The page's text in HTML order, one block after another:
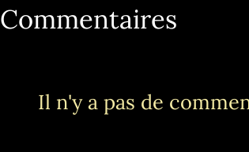
Commentaires
Il n'y a pas de